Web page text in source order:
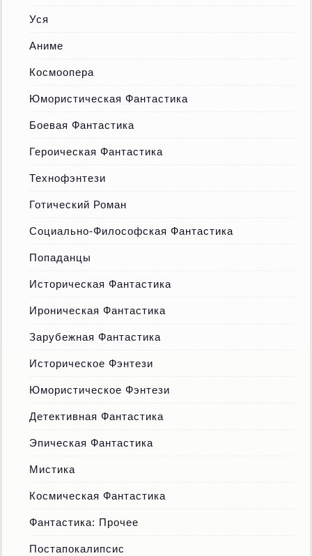
Уся
Аниме
Космоопера
Юмористическая Фантастика
Боевая Фантастика
Героическая Фантастика
Технофэнтези
Готический Роман
Социально-Философская Фантастика
Попаданцы
Историческая Фантастика
Ироническая Фантастика
Зарубежная Фантастика
Историческое Фэнтези
Юмористическое Фэнтези
Детективная Фантастика
Эпическая Фантастика
Мистика
Космическая Фантастика
Фантастика: Прочее
Постапокалипсис